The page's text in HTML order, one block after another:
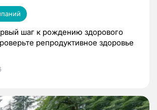
шаг к рождению здорового
репродуктивное здоровье